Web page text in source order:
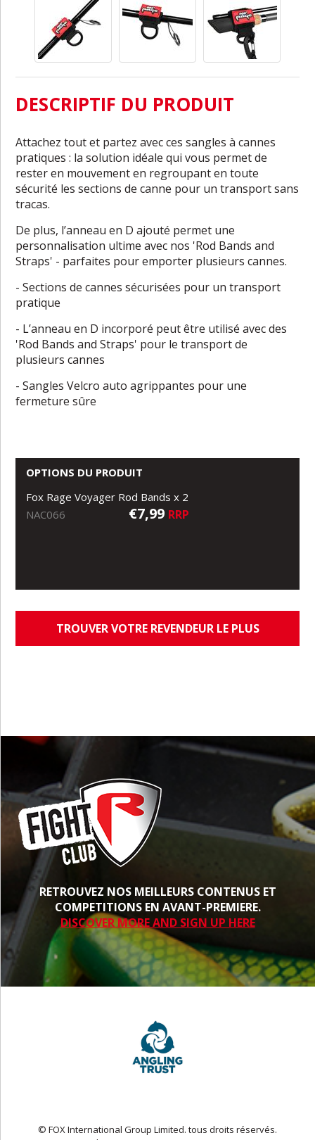
DESCRIPTIF DU PRODUIT
Attachez tout et partez avec ces sangles à cannes
pratiques : la solution idéale qui vous permet de
rester en mouvement en regroupant en toute
sécurité les sections de canne pour un transport sans
tracas.
De plus, l’anneau en D ajouté permet une
personnalisation ultime avec nos 'Rod Bands and
Straps' - parfaites pour emporter plusieurs cannes.
- Sections de cannes sécurisées pour un transport
pratique
- L’anneau en D incorporé peut être utilisé avec des
'Rod Bands and Straps' pour le transport de
plusieurs cannes
- Sangles Velcro auto agrippantes pour une
fermeture sûre
OPTIONS DU PRODUIT
Fox Rage Voyager Rod Bands x 2
NAC066
€7,99 RRP
TROUVER VOTRE REVENDEUR LE PLUS
RETROUVEZ NOS MEILLEURS CONTENUS ET
COMPETITIONS EN AVANT-PREMIERE.
DISCOVER MORE AND SIGN UP HERE
© FOX International Group Limited. tous droits réservés.